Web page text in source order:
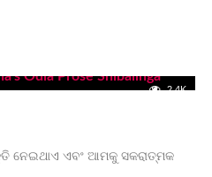
2.4K
ନେଇଥାଏ ଏବଂ ଆମକୁ ସକରାତ୍ମକ